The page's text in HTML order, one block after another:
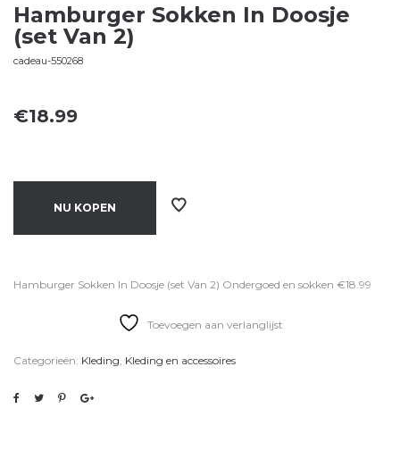
Hamburger Sokken In Doosje
(set Van 2)
cadeau-550268
€18.99
NU KOPEN
Hamburger Sokken In Doosje (set Van 2) Ondergoed en sokken €18.99
Toevoegen aan verlanglijst
Categorieën: Kleding, Kleding en accessoires